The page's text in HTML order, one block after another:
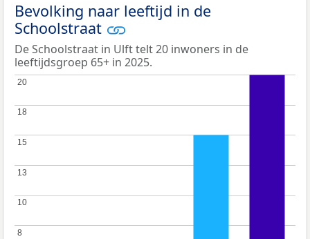
Bevolking naar leeftijd in de
Schoolstraat
De Schoolstraat in Ulft telt 20 inwoners in de
leeftijdsgroep 65+ in 2025.
8
8
10
10
13
13
15
15
18
18
20
20